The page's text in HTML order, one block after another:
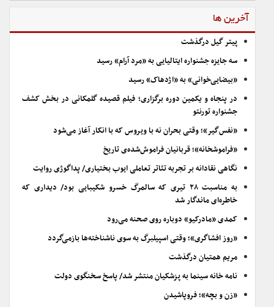
آخرین ها
پیتر گیل درگذشت
سه جایزه جشنواره ایتالیایی به «مرد آرام» رسید
«بیضایی‌خوانی» به «اژدهاک» رسید
در پنجاه و یکمین دوره برگزاری؛ فیلم قصیده گلمکانی در بخش کشف
جشنواره تورنتو
«نفس‌گیر»؛ وقتی بحران نه با ویروس که با انکار آغاز می‌شود
«فراموشخانه»؛ قربانیان فراموش‌شده‌ی تاریخ
نگاهی نقادانه بر تجربه تئاتر تعاملی ایوب بختیاری/ پداگوژی روایت
به مناسبت ۲۸ تیری که سالمرگ خسرو شکیبایی بود/ دیداری که
خاطره‌ای ماندگار شد
کمدی «مادرکیو» دوباره روی صحنه می‌رود
«روز افشاگری»؛ وقتی اسپیلبرگ به سوی ناشناخته‌ها بازمی‌گردد
مریم همتیان درگذشت
نامه خانه سینما به پزشکیان منتشر شد/ پاسخ سخنگوی دولت
«زن و بچه»؛ فروپاشیدن